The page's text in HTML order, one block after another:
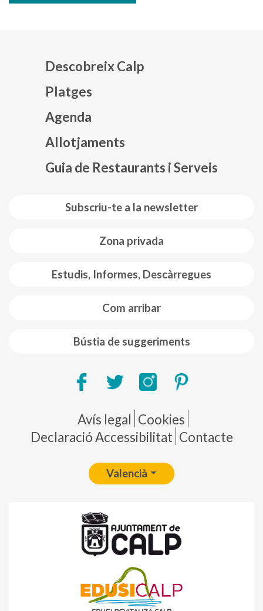
Subscriu-te a la newsletter
Zona privada
Estudis, Informes, Descàrregues
Com arribar
Bústia de suggeriments
Descobreix Calp
Platges
Agenda
Allotjaments
Guia de Restaurants i Serveis
Pie de página
Avís legal Cookies
Declaració Accessibilitat Contacte
Valencià